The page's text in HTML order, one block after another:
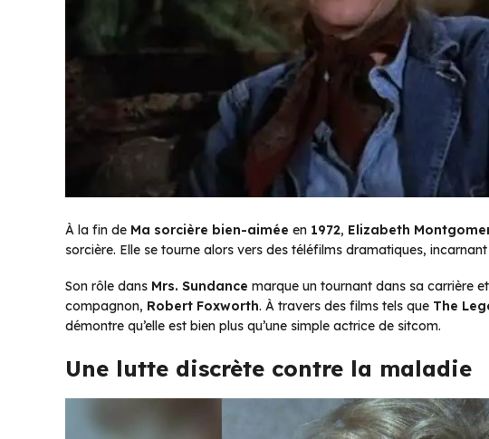
À la fin de Ma sorcière bien-aimée en 1972, Elizabeth
sorcière. Elle se tourne alors vers des téléfilms dramatiques,
Son rôle dans Mrs. Sundance marque un tournant dans sa carrière
compagnon, Robert Foxworth. À travers des films tels que The
démontre qu’elle est bien plus qu’une simple actrice de sitcom.
Une lutte discrète contre la maladie